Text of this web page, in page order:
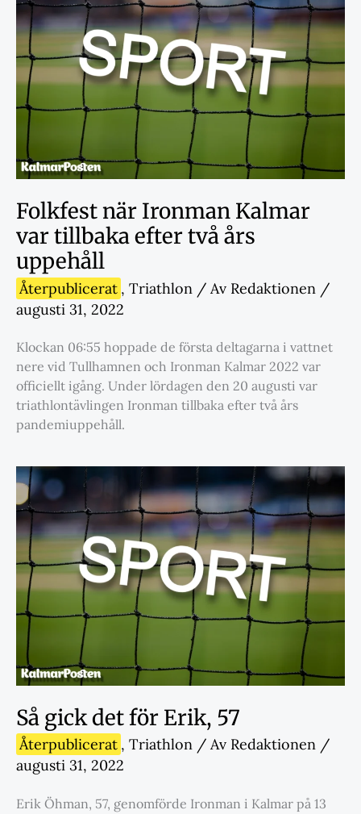
Folkfest när Ironman Kalmar
var tillbaka efter två års
uppehåll
Återpublicerat , Triathlon / Av Redaktionen /
augusti 31, 2022
Klockan 06:55 hoppade de första deltagarna i vattnet
nere vid Tullhamnen och Ironman Kalmar 2022 var
officiellt igång. Under lördagen den 20 augusti var
triathlontävlingen Ironman tillbaka efter två års
pandemiuppehåll.
Så gick det för Erik, 57
Återpublicerat , Triathlon / Av Redaktionen /
augusti 31, 2022
Erik Öhman, 57, genomförde Ironman i Kalmar på 13